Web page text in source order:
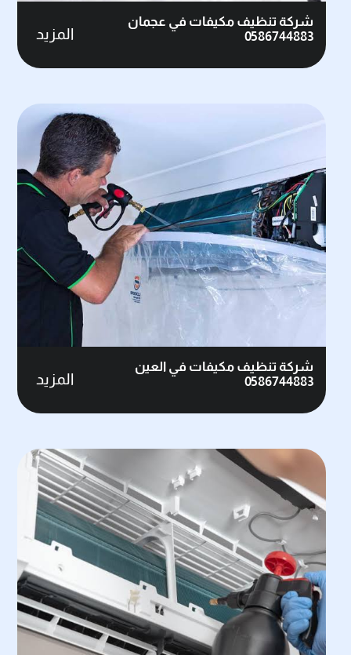
شركة تنظيف مكيفات في عجمان
0586744883
المزيد
شركة تنظيف مكيفات في العين
0586744883
المزيد